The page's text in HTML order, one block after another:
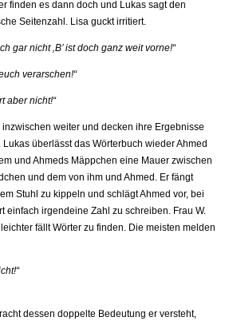
finden es dann doch und Lukas sagt den
Seitenzahl. Lisa guckt irritiert.
gar nicht ‚B’ ist doch ganz weit vorne!“
verarschen!“
aber nicht!“
weiter und decken ihre Ergebnisse
Lukas überlässt das Wörterbuch wieder Ahmed
und Ahmeds Mäppchen eine Mauer zwischen
und dem von ihm und Ahmed. Er fängt
Stuhl zu kippeln und schlägt Ahmed vor, bei
einfach irgendeine Zahl zu schreiben. Frau W.
fällt Wörter zu finden. Die meisten melden
dessen doppelte Bedeutung er versteht,